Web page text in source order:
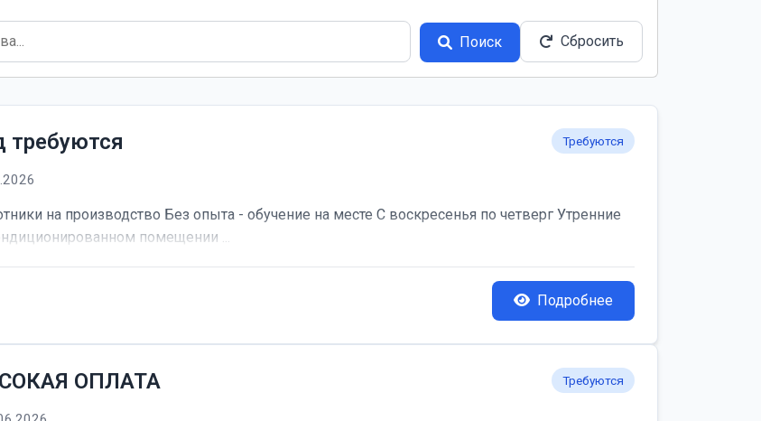
Поиск
Сбросить
требуются Требуются
на производство Без опыта - обучение на месте С воскресенья по четверг Утренние
помещении ...
Подробнее
ОПЛАТА Требуются